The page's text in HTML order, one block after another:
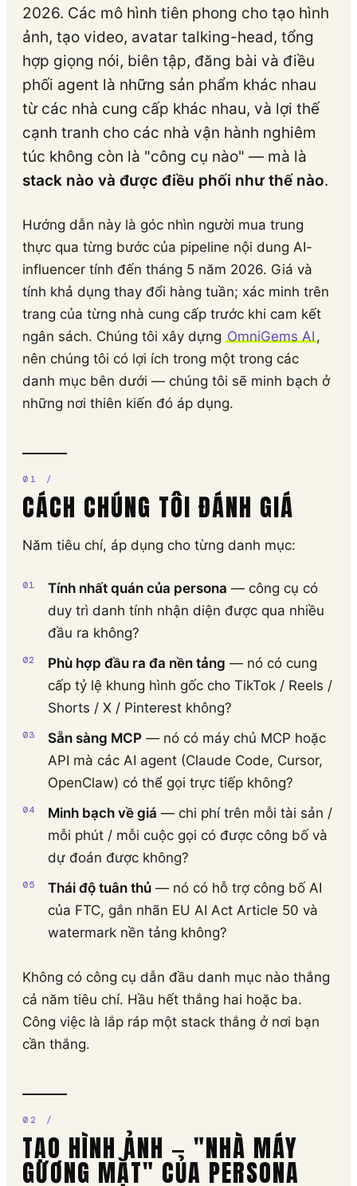
2026. Các mô hình tiên phong cho tạo hình
ảnh, tạo video, avatar talking-head, tổng
hợp giọng nói, biên tập, đăng bài và điều
phối agent là những sản phẩm khác nhau
từ các nhà cung cấp khác nhau, và lợi thế
cạnh tranh cho các nhà vận hành nghiêm
túc không còn là "công cụ nào" — mà là
stack nào và được điều phối như thế nào.
Hướng dẫn này là góc nhìn người mua trung
thực qua từng bước của pipeline nội dung AI-
influencer tính đến tháng 5 năm 2026. Giá và
tính khả dụng thay đổi hàng tuần; xác minh trên
trang của từng nhà cung cấp trước khi cam kết
ngân sách. Chúng tôi xây dựng OmniGems AI,
nên chúng tôi có lợi ích trong một trong các
danh mục bên dưới — chúng tôi sẽ minh bạch ở
những nơi thiên kiến đó áp dụng.
CÁCH CHÚNG TÔI ĐÁNH GIÁ
Năm tiêu chí, áp dụng cho từng danh mục:
Tính nhất quán của persona — công cụ có
duy trì danh tính nhận diện được qua nhiều
đầu ra không?
Phù hợp đầu ra đa nền tảng — nó có cung
cấp tỷ lệ khung hình gốc cho TikTok / Reels /
Shorts / X / Pinterest không?
Sẵn sàng MCP — nó có máy chủ MCP hoặc
API mà các AI agent (Claude Code, Cursor,
OpenClaw) có thể gọi trực tiếp không?
Minh bạch về giá — chi phí trên mỗi tài sản /
mỗi phút / mỗi cuộc gọi có được công bố và
dự đoán được không?
Thái độ tuân thủ — nó có hỗ trợ công bố AI
của FTC, gắn nhãn EU AI Act Article 50 và
watermark nền tảng không?
Không có công cụ dẫn đầu danh mục nào thắng
cả năm tiêu chí. Hầu hết thắng hai hoặc ba.
Công việc là lắp ráp một stack thắng ở nơi bạn
cần thắng.
TẠO HÌNH ẢNH — "NHÀ MÁY
GƯƠNG MẶT" CỦA PERSONA